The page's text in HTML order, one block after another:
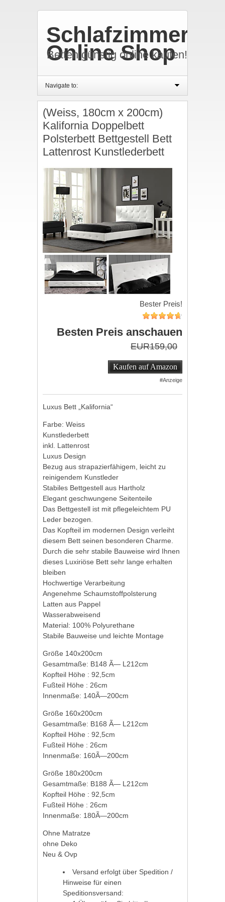
Schlafzimmer
Online Shop
Betten günstig online kaufen!
Navigate to:
(Weiss, 180cm x 200cm)
Kalifornia Doppelbett
Polsterbett Bettgestell Bett
Lattenrost Kunstlederbett
Bester Preis!
Besten Preis anschauen
EUR159,00
Kaufen auf Amazon
#Anzeige
Luxus Bett „Kalifornia“
Farbe: Weiss
Kunstlederbett
inkl. Lattenrost
Luxus Design
Bezug aus strapazierfähigem, leicht zu
reinigendem Kunstleder
Stabiles Bettgestell aus Hartholz
Elegant geschwungene Seitenteile
Das Bettgestell ist mit pflegeleichtem PU
Leder bezogen.
Das Kopfteil im modernen Design verleiht
diesem Bett seinen besonderen Charme.
Durch die sehr stabile Bauweise wird Ihnen
dieses Luxiriöse Bett sehr lange erhalten
bleiben
Hochwertige Verarbeitung
Angenehme Schaumstoffpolsterung
Latten aus Pappel
Wasserabweisend
Material: 100% Polyurethane
Stabile Bauweise und leichte Montage
Größe 140x200cm
Gesamtmaße: B148 Ã— L212cm
Kopfteil Höhe : 92,5cm
Fußteil Höhe : 26cm
Innenmaße: 140Ã—200cm
Größe 160x200cm
Gesamtmaße: B168 Ã— L212cm
Kopfteil Höhe : 92,5cm
Fußteil Höhe : 26cm
Innenmaße: 160Ã—200cm
Größe 180x200cm
Gesamtmaße: B188 Ã— L212cm
Kopfteil Höhe : 92,5cm
Fußteil Höhe : 26cm
Innenmaße: 180Ã—200cm
Ohne Matratze
ohne Deko
Neu & Ovp
Versand erfolgt über Spedition /
Hinweise für einen
Speditionsversand: